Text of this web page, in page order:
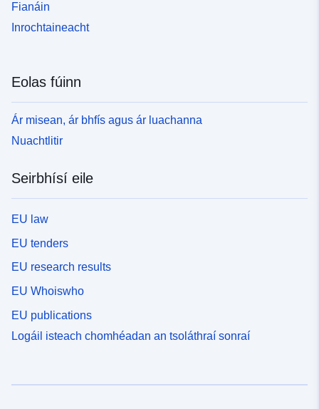
Fianáin
Inrochtaineacht
Eolas fúinn
Ár misean, ár bhfís agus ár luachanna
Nuachtlitir
Seirbhísí eile
EU law
EU tenders
EU research results
EU Whoiswho
EU publications
Logáil isteach chomhéadan an tsoláthraí sonraí